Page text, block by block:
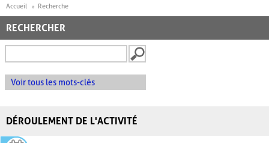
Accueil Recherche
RECHERCHER
Voir tous les mots-clés
DÉROULEMENT DE L'ACTIVITÉ